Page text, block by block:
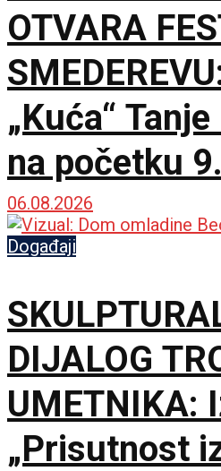
OTVARA
„Kuća“
na početku
Film Festa
06.08.2026
Događaji
DIJALOG
UMETNIKA:
„Prisutnost